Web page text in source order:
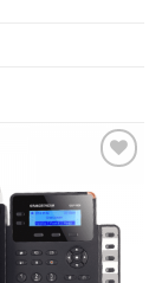
Add to
wishlist